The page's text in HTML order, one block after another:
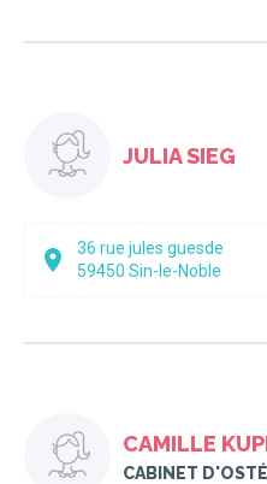
JULIA SIEG
36 rue jules guesde
59450 Sin-le-Noble
CAMILLE
CABINET